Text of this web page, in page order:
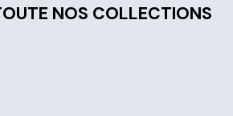
NOS COLLECTIONS